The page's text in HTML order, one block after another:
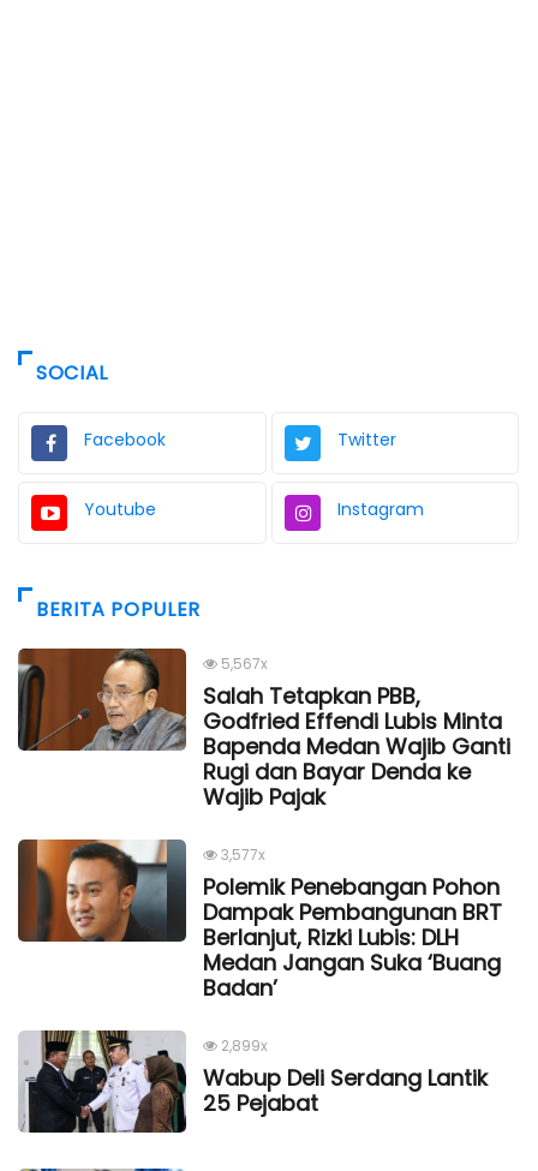
SOCIAL
Facebook Twitter
Youtube Instagram
BERITA POPULER
5,567x
Salah Tetapkan PBB,
Godfried Effendi Lubis Minta
Bapenda Medan Wajib Ganti
Rugi dan Bayar Denda ke
Wajib Pajak
3,577x
Polemik Penebangan Pohon
Dampak Pembangunan BRT
Berlanjut, Rizki Lubis: DLH
Medan Jangan Suka ‘Buang
Badan’
2,899x
Wabup Deli Serdang Lantik
25 Pejabat